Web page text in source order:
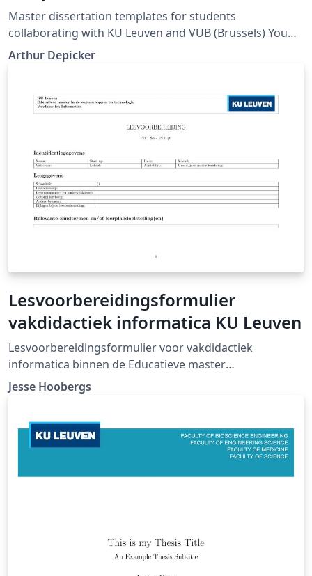
Master dissertation templates for students
collaborating with KU Leuven and VUB (Brussels) You
can remove the VUB logo if you are affiliated with KUL
Arthur Depicker
Lesvoorbereidingsformulier
vakdidactiek informatica KU Leuven
Lesvoorbereidingsformulier voor vakdidactiek
informatica binnen de Educatieve master
Wetenschappen &amp; Technologie aan de KU Leuven.
Dit is de versie voor 2021 - 2022
Jesse Hoobergs